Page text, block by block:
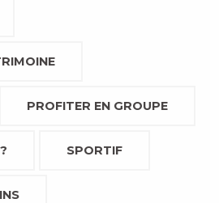
PROFITER EN GROUPE
SPORTIF